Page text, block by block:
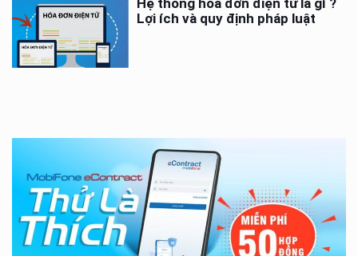
Lợi ích và quy định pháp luật